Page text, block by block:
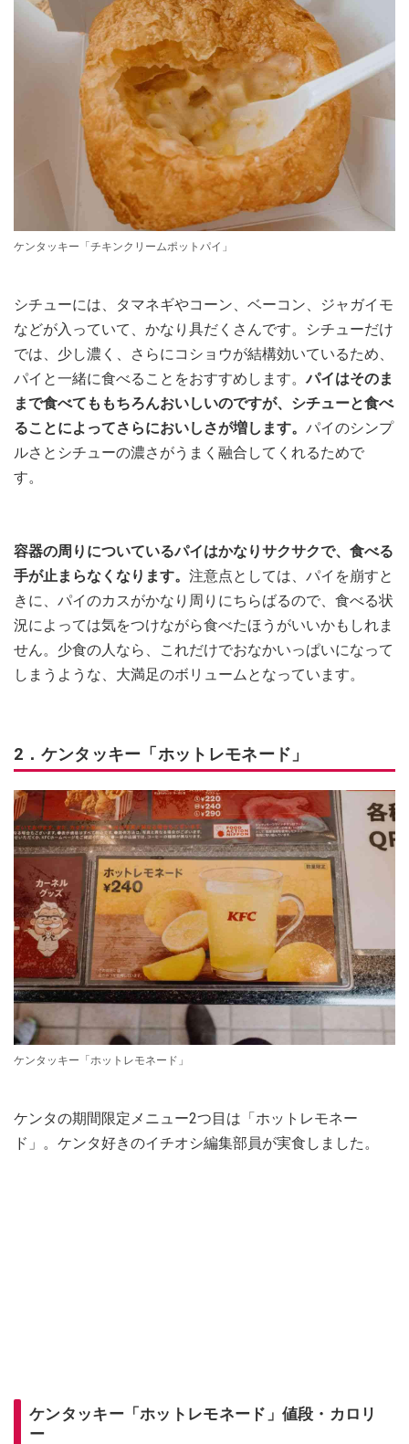
ケンタッキー「チキンクリームポットパイ」
シチューには、タマネギやコーン、ベーコン、ジャガイモ
などが入っていて、かなり具だくさんです。シチューだけ
では、少し濃く、さらにコショウが結構効いているため、
パイと一緒に食べることをおすすめします。パイはそのま
まで食べてももちろんおいしいのですが、シチューと食べ
ることによってさらにおいしさが増します。 パイのシンプ
ルさとシチューの濃さがうまく融合してくれるためで
す。
容器の周りについているパイはかなりサクサクで、食べる
手が止まらなくなります。 注意点としては、パイを崩すと
きに、パイのカスがかなり周りにちらばるので、食べる状
況によっては気をつけながら食べたほうがいいかもしれま
せん。少食の人なら、これだけでおなかいっぱいになって
しまうような、大満足のボリュームとなっています。
2．ケンタッキー「ホットレモネード」
ケンタッキー「ホットレモネード」
ケンタの期間限定メニュー2つ目は「ホットレモネー
ド」。ケンタ好きのイチオシ編集部員が実食しました。
ケンタッキー「ホットレモネード」値段・カロリ
ー